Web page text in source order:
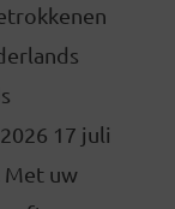
17 juli
Met uw